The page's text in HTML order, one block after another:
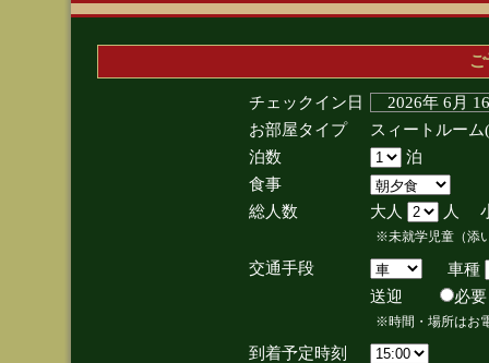
チェックイン日
2026年 6月
お部屋タイプ
スィートルー
泊数
泊
食事
総人数
大人 人
※未就学児童（添
交通手段
車種
送迎
※時間・場所はお
到着予定時刻